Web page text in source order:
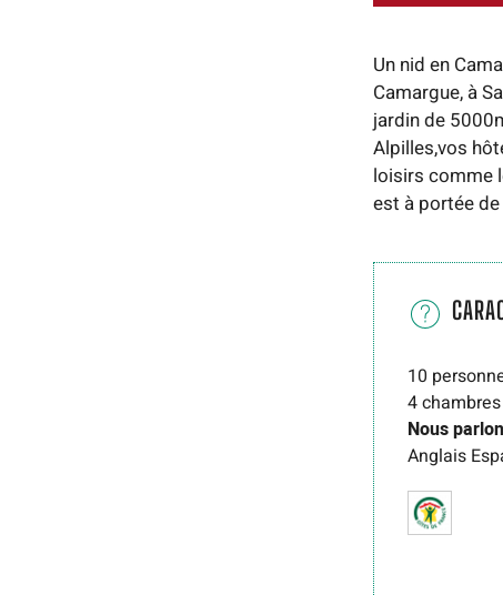
Un nid en
Camargue, à
jardin de
Alpilles,vos
loisirs comme
est à portée de
10
4 chambres
Nous
Anglais